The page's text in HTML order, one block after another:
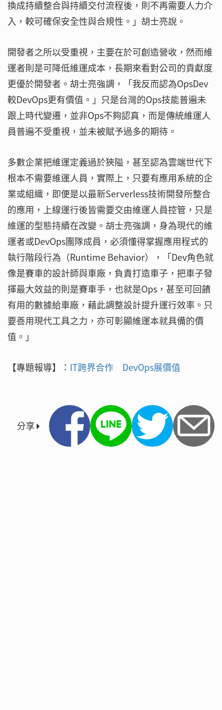
換成持續整合與持續交付流程後，則不再需要人力介
入，較可確保安全性與合規性。」胡士亮說。
開發者之所以受重視，主要在於可創造營收，然而維
運者則是可降低維運成本，長期來看對公司的貢獻度
更優於開發者。胡士亮強調，「我反而認為OpsDev
較DevOps更有價值。」只是台灣的Ops技能普遍未
跟上時代變遷，並非Ops不夠認真，而是傳統維運人
員普遍不受重視，並未被賦予過多的期待。
多數企業把維運定義過於狹隘，甚至認為雲端世代下
根本不需要維運人員，實際上，只要有應用系統的企
業或組織，即便是以最新Serverless技術開發所整合
的應用，上線運行後皆需要交由維運人員控管，只是
維運的型態持續在改變。胡士亮強調，身為現代的維
運者或DevOps團隊成員，必須懂得掌握應用程式的
執行階段行為（Runtime Behavior），「Dev角色就
像是賽車的設計師與車廠，負責打造車子，把車子發
揮最大效益的則是賽車手，也就是Ops，甚至可回饋
有用的數據給車廠，藉此調整設計提升運行效率。只
要善用現代工具之力，亦可彰顯維運本就具備的價
值。」
【專題報導】： IT跨界合作 DevOps展價值
分享